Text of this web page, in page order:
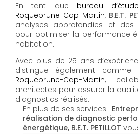
En tant que bureau
Roquebrune-Cap-Martin, B.E.T.
analyses approfondies et des
pour optimiser la performance
habitation.
Avec plus de 25 ans
distingue également comme
Roquebrune-Cap-Martin,
architectes pour assurer la
diagnostics réalisés.
En plus de ses services :
réalisation de diagnostic
énergétique, B.E.T. PETILLOT